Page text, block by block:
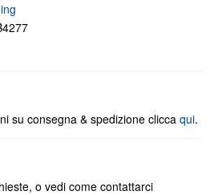
su consegna & spedizione clicca qui.
o vedi come contattarci